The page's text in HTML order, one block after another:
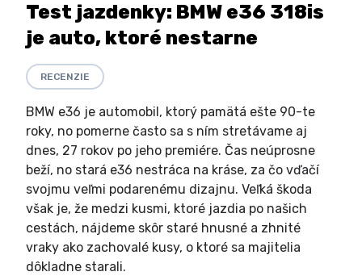
Test jazdenky: BMW e36 318is
je auto, ktoré nestarne
RECENZIE
BMW e36 je automobil, ktorý pamätá ešte 90-te
roky, no pomerne často sa s ním stretávame aj
dnes, 27 rokov po jeho premiére. Čas neúprosne
beží, no stará e36 nestráca na kráse, za čo vďačí
svojmu veľmi podarenému dizajnu. Veľká škoda
však je, že medzi kusmi, ktoré jazdia po našich
cestách, nájdeme skôr staré hnusné a zhnité
vraky ako zachovalé kusy, o ktoré sa majitelia
dôkladne starali.